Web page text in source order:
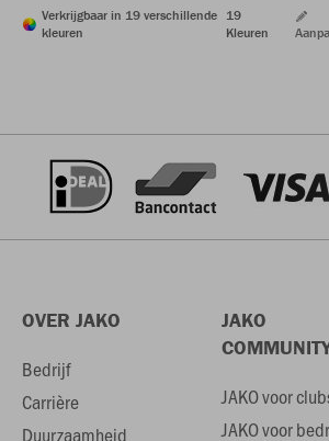
Verkrijgbaar in 19 verschillende
kleuren
19
Kleuren
OVER JAKO
Bedrijf
Carrière
Duurzaamheid
JAKO
JAKO voor
JAKO voor